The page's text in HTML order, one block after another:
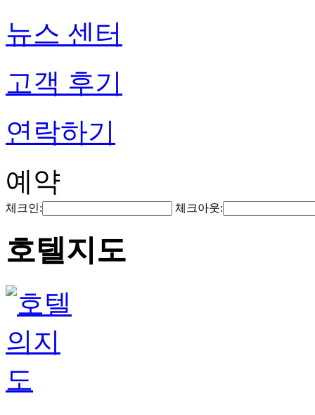
뉴스 센터
고객 후기
연락하기
예약
체크인: 체크아웃:
호텔지도